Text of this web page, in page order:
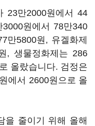
23만2000원에서 44
원에서 78만340
만5800원, 유겔화제
, 생물정화제는 286
올랐습니다. 검정은
에서 2600원으로 올
을 줄이기 위해 올해